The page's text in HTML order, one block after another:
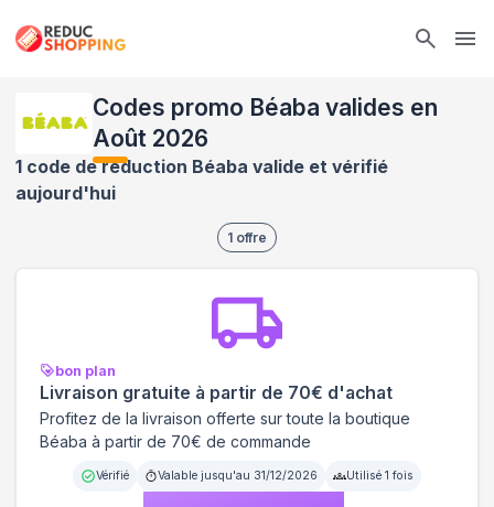
Codes promo Béaba valides en
Août 2026
1 code de réduction Béaba valide et vérifié
aujourd'hui
1 offre
bon plan
Livraison gratuite à partir de 70€ d'achat
Profitez de la livraison offerte sur toute la boutique
Béaba à partir de 70€ de commande
Vérifié Valable jusqu'au 31/12/2026 Utilisé 1 fois